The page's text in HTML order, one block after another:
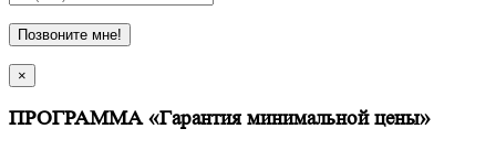
Позвоните мне!
×
ПРОГРАММА «Гарантия минимальной цены»